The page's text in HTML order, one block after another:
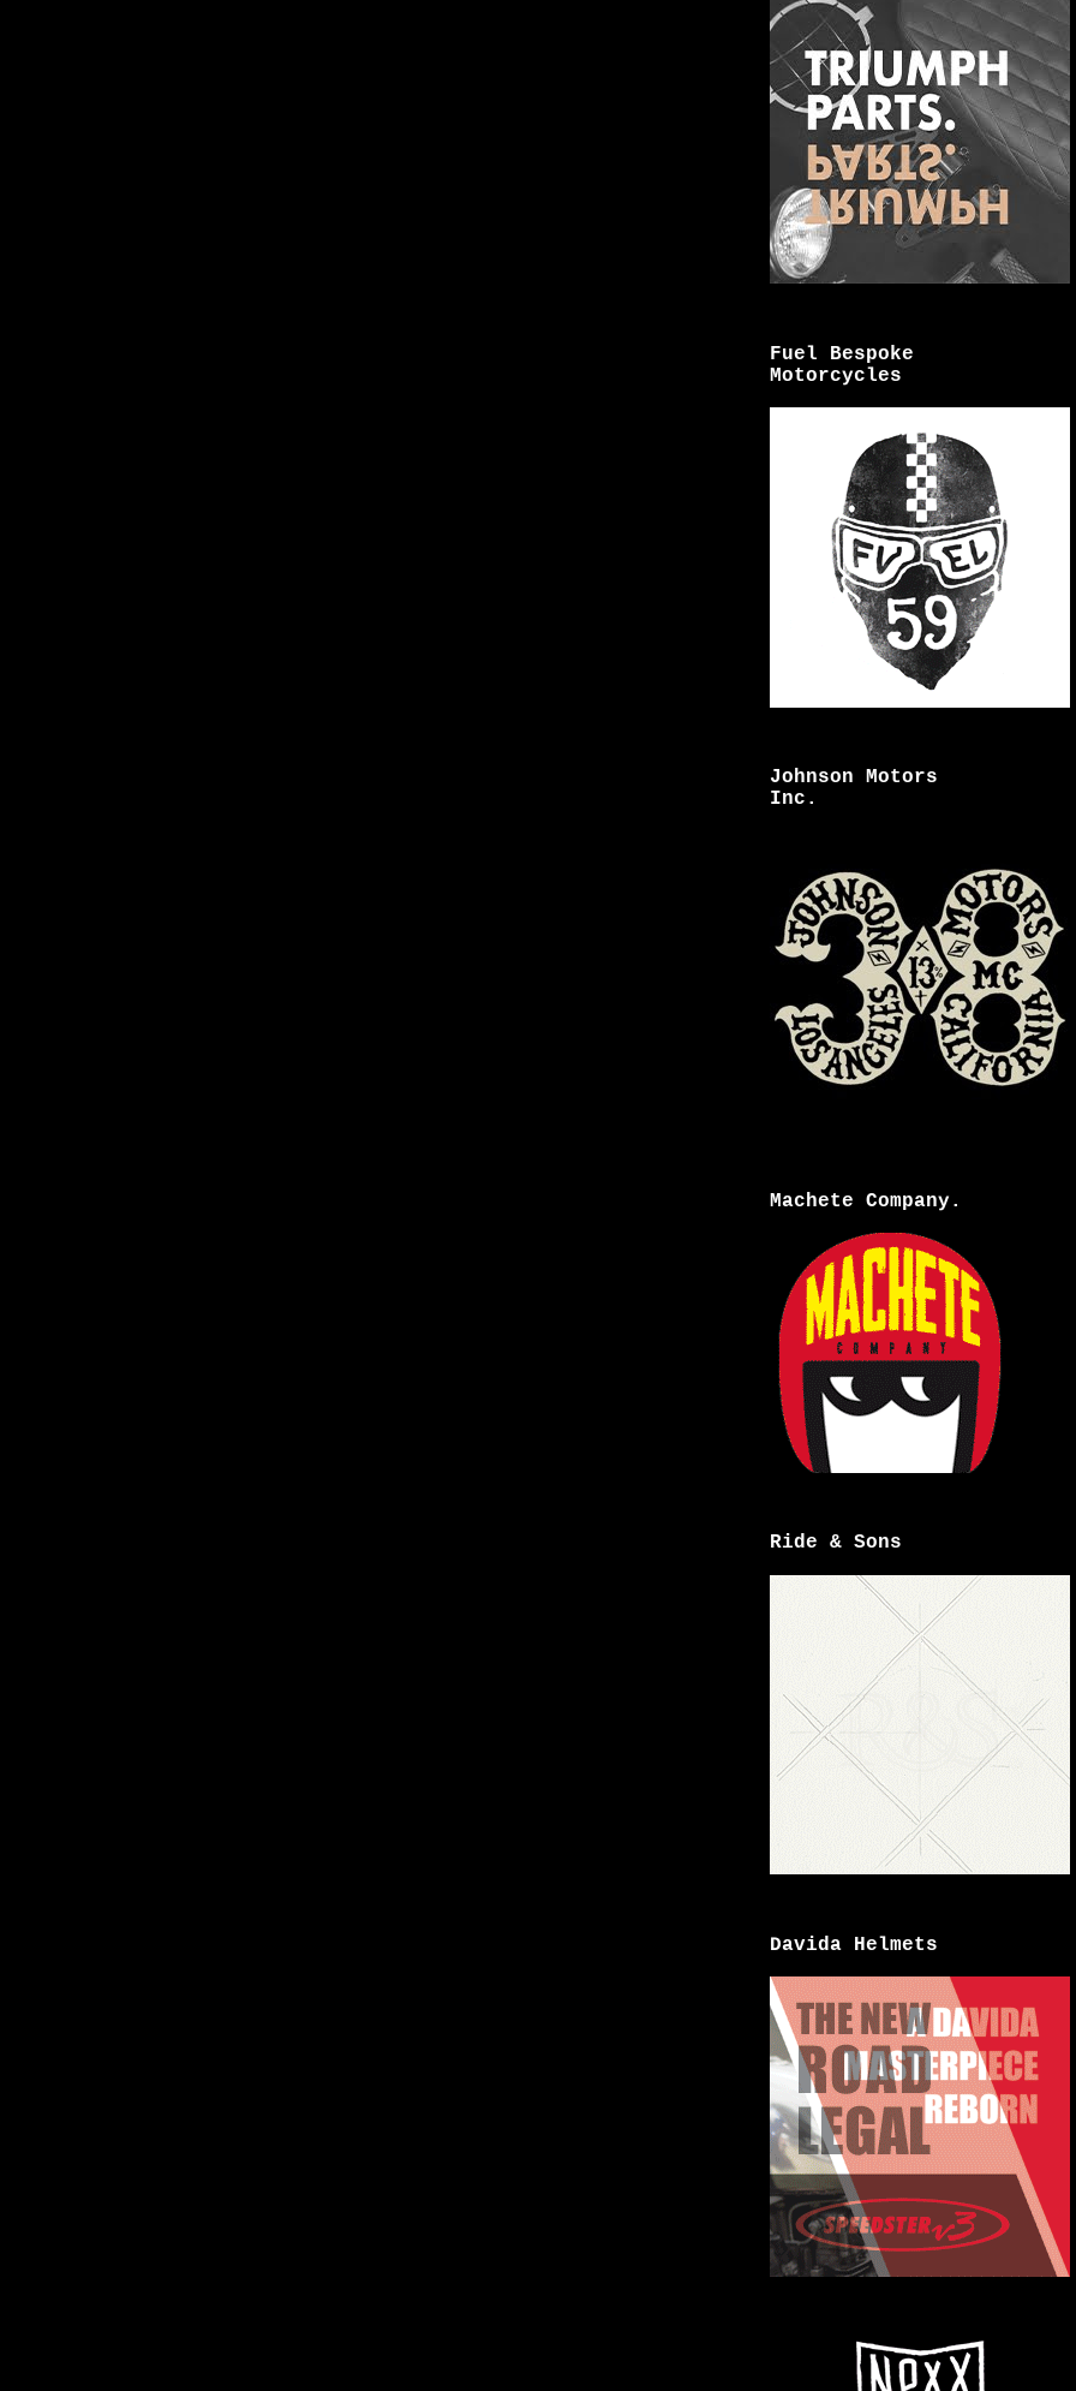
Fuel Bespoke
Motorcycles
Johnson Motors
Inc.
Machete Company.
Ride & Sons
Davida Helmets